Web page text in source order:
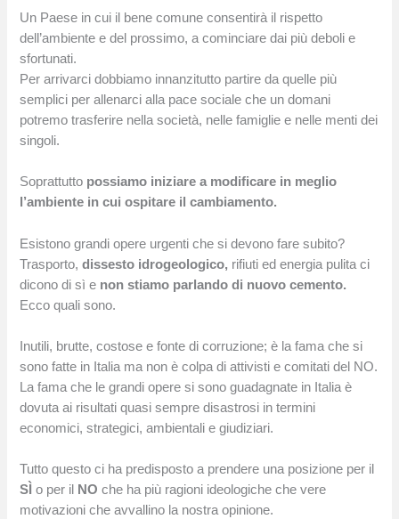
Un Paese in cui il bene comune consentirà il rispetto
dell’ambiente e del prossimo, a cominciare dai più deboli e
sfortunati.
Per arrivarci dobbiamo innanzitutto partire da quelle più
semplici per allenarci alla pace sociale che un domani
potremo trasferire nella società, nelle famiglie e nelle menti dei
singoli.
Soprattutto possiamo iniziare a modificare in meglio
l’ambiente in cui ospitare il cambiamento.
Esistono grandi opere urgenti che si devono fare subito?
Trasporto,dissesto idrogeologico, rifiuti ed energia pulita ci
dicono di sì e non stiamo parlando di nuovo cemento.
Ecco quali sono.
Inutili, brutte, costose e fonte di corruzione; è la fama che si
sono fatte in Italia ma non è colpa di attivisti e comitati del NO.
La fama che le grandi opere si sono guadagnate in Italia è
dovuta ai risultati quasi sempre disastrosi in termini
economici, strategici, ambientali e giudiziari.
Tutto questo ci ha predisposto a prendere una posizione per il
SÌ o per il NO che ha più ragioni ideologiche che vere
motivazioni che avvallino la nostra opinione.